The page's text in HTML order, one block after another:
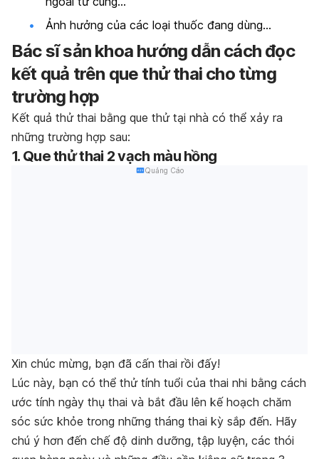
Ảnh hưởng của các loại thuốc đang dùng…
Bác sĩ sản khoa hướng dẫn cách đọc
kết quả trên que thử thai cho từng
trường hợp
Kết quả thử thai bằng que thử tại nhà có thể xảy ra
những trường hợp sau:
1. Que thử thai 2 vạch màu hồng
Quảng Cáo
Xin chúc mừng, bạn đã cấn thai rồi đấy!
Lúc này, bạn có thể thửtính tuổi của thai nhi bằng cách
ước tính ngày thụ thai và bắt đầu lên kế hoạch chăm
sóc sức khỏe trong những tháng thai kỳ sắp đến. Hãy
chú ý hơn đến chế độ dinh dưỡng, tập luyện, các thói